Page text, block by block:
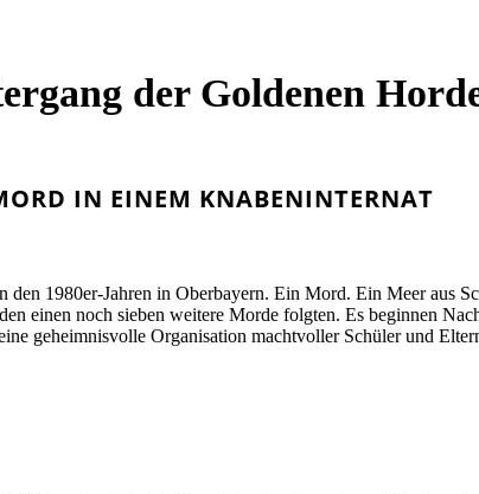
der Goldenen
IN EINEM KNABENINTERNAT
den 1980er-Jahren in Oberbayern. Ein Mord. Ein Meer aus
einen noch sieben weitere Morde folgten. Es beginnen
geheimnisvolle Organisation machtvoller Schüler und